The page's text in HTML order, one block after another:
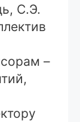
С.Э.
–